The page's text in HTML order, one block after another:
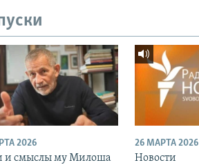
2026
и смыслы му Милоша
26 МАРТА 2026
Новости